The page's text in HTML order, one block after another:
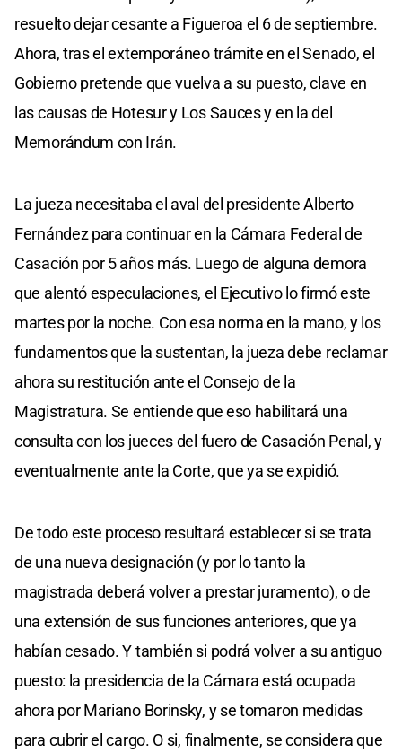
resuelto dejar cesante a Figueroa el 6 de septiembre.
Ahora, tras el extemporáneo trámite en el Senado, el
Gobierno pretende que vuelva a su puesto, clave en
las causas de Hotesur y Los Sauces y en la del
Memorándum con Irán.
La jueza necesitaba el aval del presidente Alberto
Fernández para continuar en la Cámara Federal de
Casación por 5 años más. Luego de alguna demora
que alentó especulaciones, el Ejecutivo lo firmó este
martes por la noche. Con esa norma en la mano, y los
fundamentos que la sustentan, la jueza debe reclamar
ahora su restitución ante el Consejo de la
Magistratura. Se entiende que eso habilitará una
consulta con los jueces del fuero de Casación Penal, y
eventualmente ante la Corte, que ya se expidió.
De todo este proceso resultará establecer si se trata
de una nueva designación (y por lo tanto la
magistrada deberá volver a prestar juramento), o de
una extensión de sus funciones anteriores, que ya
habían cesado. Y también si podrá volver a su antiguo
puesto: la presidencia de la Cámara está ocupada
ahora por Mariano Borinsky, y se tomaron medidas
para cubrir el cargo. O si, finalmente, se considera que